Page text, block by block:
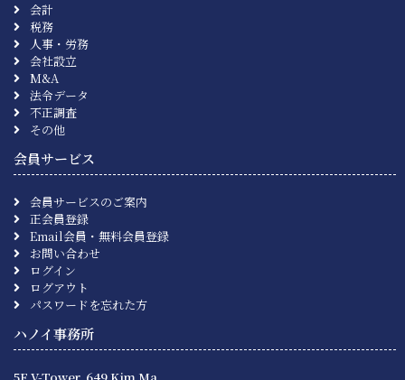
会計
税務
人事・労務
会社設立
M&A
法令データ
不正調査
その他
会員サービス
会員サービスのご案内
正会員登録
Email会員・無料会員登録
お問い合わせ
ログイン
ログアウト
パスワードを忘れた方
ハノイ事務所